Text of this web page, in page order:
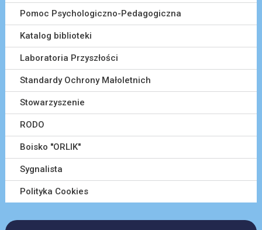
Pomoc Psychologiczno-Pedagogiczna
Katalog biblioteki
Laboratoria Przyszłości
Standardy Ochrony Małoletnich
Stowarzyszenie
RODO
Boisko ''ORLIK''
Sygnalista
Polityka Cookies